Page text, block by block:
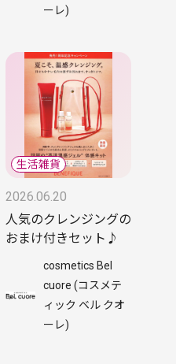
ーレ)
2026.06.20
人気のクレンジングの
おまけ付きセット♪
cosmetics Bel
cuore (コスメテ
ィック ベル クオ
ーレ)